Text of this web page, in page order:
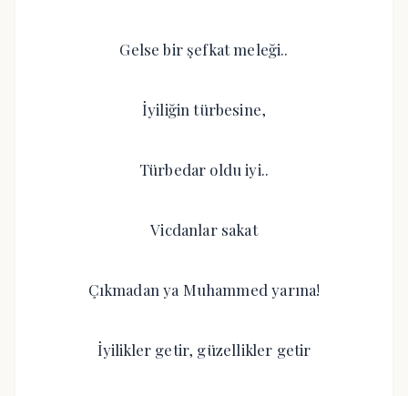
Gelse bir şefkat meleği..
İyiliğin türbesine,
Türbedar oldu iyi..
Vicdanlar sakat
Çıkmadan ya Muhammed yarına!
İyilikler getir, güzellikler getir